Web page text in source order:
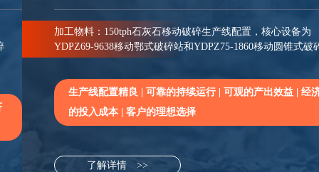
加工物料：150tph石灰石移动破碎生产线配置，核心设备为
YDPZ69-9638移动鄂式破碎站和YDPZ75-1860移动圆锥式破碎站
生产线配置精良 | 可靠的持续运行 | 可观的产出效益 | 经济
的投入成本 | 客户的理想选择
了解详情 >>